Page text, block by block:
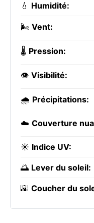
💧 Humidité:
🌬️ Vent:
🌡️ Pression:
👁️ Visibilité:
🌧️ Précipitations:
☁️ Couverture
☀️ Indice UV:
🌅 Lever du soleil:
🌇 Coucher du